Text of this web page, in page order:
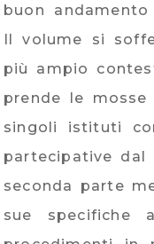
buon
Il volume si
più ampio
prende le
singoli istituti
partecipative dal
seconda parte
sue specifiche